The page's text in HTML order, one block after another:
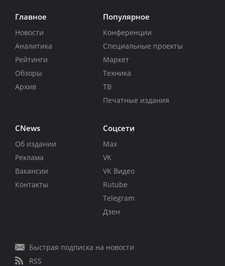
Главное
Новости
Аналитика
Рейтинги
Обзоры
Архив
Популярное
Конференции
Специальные проекты
Маркет
Техника
ТВ
Печатные издания
CNews
Об издании
Реклама
Вакансии
Контакты
Соцсети
Max
VK
VK Видео
Rutube
Telegram
Дзен
Быстрая подписка на новости
RSS